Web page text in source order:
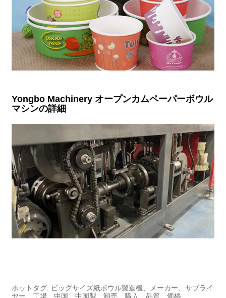
Yongbo Machinery オープンカムペーパーボウル
マシンの詳細
ホットタグ: ビッグサイズ紙ボウル製造機、メーカー、サプライ
ヤー、工場、中国、中国製、卸売、購入、品質、価格